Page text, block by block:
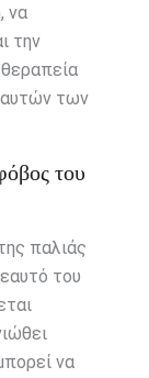
να
την
αυτών των
του
παλιάς
του
να